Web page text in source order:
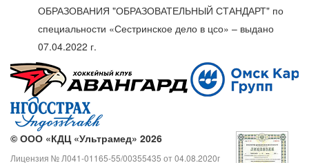
ОБРАЗОВАНИЯ "ОБРАЗОВАТЕЛЬНЫЙ СТАНДАРТ" по
специальности «Сестринское дело в цсо» – выдано
07.04.2022 г.
© ООО «КДЦ «Ультрамед» 2026
Лицензия № Л041-01165-55/00355435 от 04.08.2020г